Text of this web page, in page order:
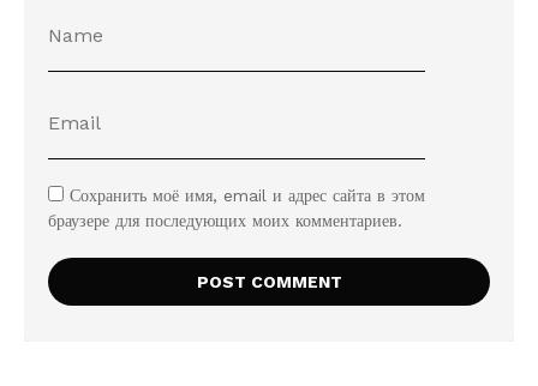
Сохранить моё имя, email и адрес сайта в этом
браузере для последующих моих комментариев.